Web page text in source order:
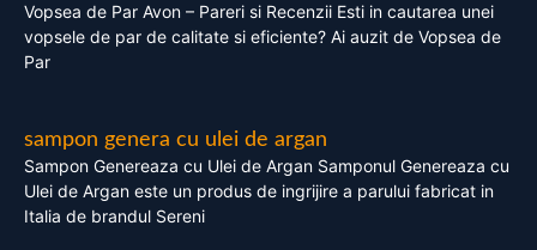
Vopsea de Par Avon – Pareri si Recenzii Esti in cautarea unei
vopsele de par de calitate si eficiente? Ai auzit de Vopsea de
Par
sampon genera cu ulei de argan
Sampon Genereaza cu Ulei de Argan Samponul Genereaza cu
Ulei de Argan este un produs de ingrijire a parului fabricat in
Italia de brandul Sereni